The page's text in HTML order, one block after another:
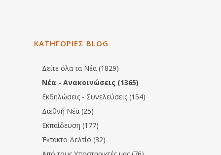
ΚΑΤΗΓΟΡΙΕΣ BLOG
Δείτε όλα τα Νέα (1829)
Νέα - Ανακοινώσεις (1365)
Εκδηλώσεις - Συνελεύσεις (154)
Διεθνή Νέα (25)
Εκπαίδευση (177)
Έκτακτο Δελτίο (32)